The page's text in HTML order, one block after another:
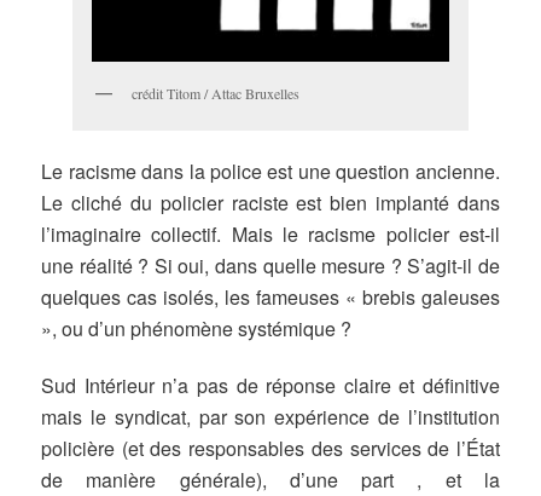
crédit Titom / Attac Bruxelles
Le racisme dans la police est une question ancienne.
Le cliché du policier raciste est bien implanté dans
l’imaginaire collectif. Mais le racisme policier est-il
une réalité ? Si oui, dans quelle mesure ? S’agit-il de
quelques cas isolés, les fameuses « brebis galeuses
», ou d’un phénomène systémique ?
Sud Intérieur n’a pas de réponse claire et définitive
mais le syndicat, par son expérience de l’institution
policière (et des responsables des services de l’État
de manière générale), d’une part , et la